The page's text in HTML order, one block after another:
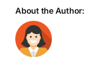
About the Author: